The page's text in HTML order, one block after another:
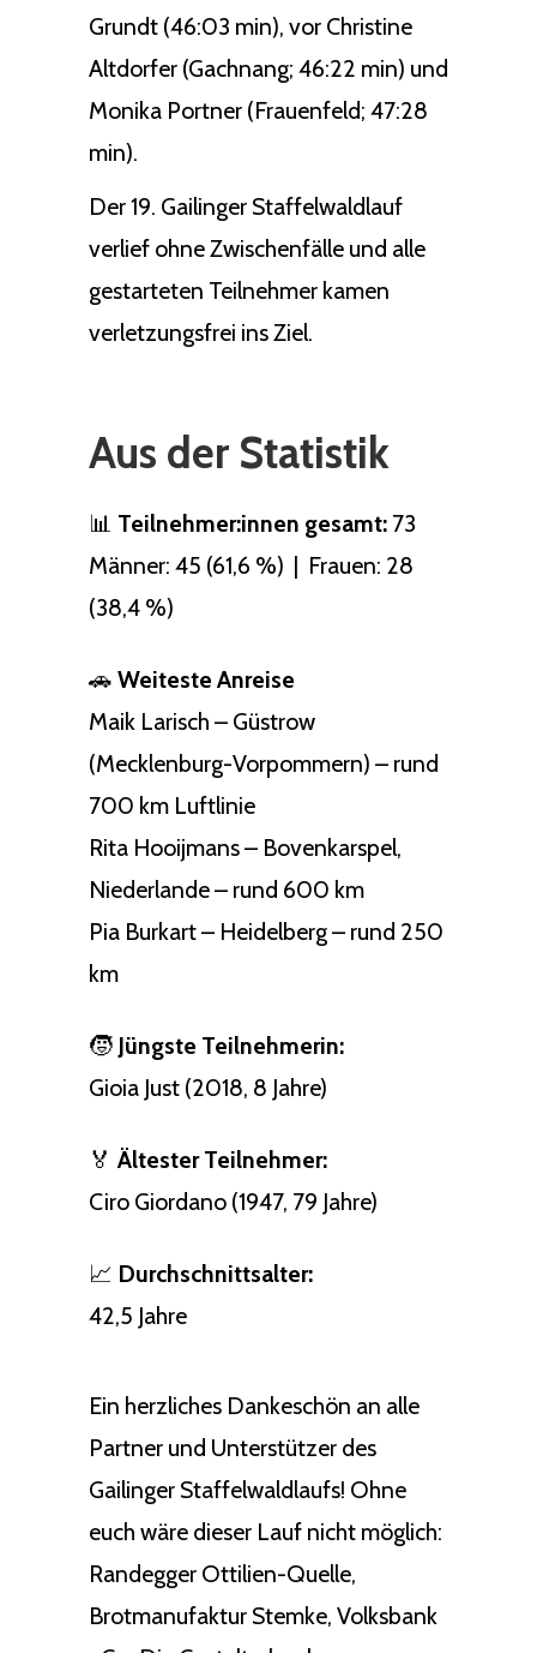
Grundt (46:03 min), vor Christine
Altdorfer (Gachnang; 46:22 min) und
Monika Portner (Frauenfeld; 47:28
min).
Der 19. Gailinger Staffelwaldlauf
verlief ohne Zwischenfälle und alle
gestarteten Teilnehmer kamen
verletzungsfrei ins Ziel.
Aus der Statistik
📊 Teilnehmer:innen gesamt: 73
Männer: 45 (61,6 %) | Frauen: 28
(38,4 %)
🚗 Weiteste Anreise
Maik Larisch – Güstrow
(Mecklenburg-Vorpommern) – rund
700 km Luftlinie
Rita Hooijmans – Bovenkarspel,
Niederlande – rund 600 km
Pia Burkart – Heidelberg – rund 250
km
🧒 Jüngste Teilnehmerin:
Gioia Just (2018, 8 Jahre)
🏅 Ältester Teilnehmer:
Ciro Giordano (1947, 79 Jahre)
📈 Durchschnittsalter:
42,5 Jahre
Ein herzliches Dankeschön an alle
Partner und Unterstützer des
Gailinger Staffelwaldlaufs! Ohne
euch wäre dieser Lauf nicht möglich:
Randegger Ottilien-Quelle,
Brotmanufaktur Stemke, Volksbank